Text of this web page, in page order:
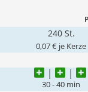
240 St.
0,07 € je Kerze
30 - 40 min